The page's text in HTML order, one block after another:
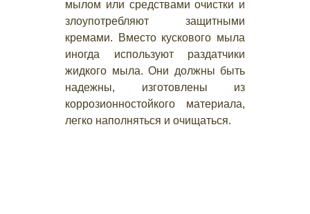
мылом или средствами очистки и
злоупотребляют защитными
кремами. Вместо кускового мыла
иногда используют раздатчики
жидкого мыла. Они должны быть
надежны, изготовлены из
коррозионностойкого материала,
легко наполняться и очищаться.